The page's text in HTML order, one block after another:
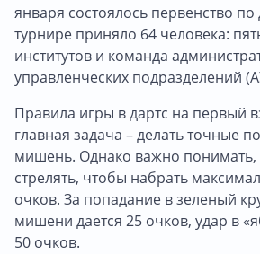
января состоялось первенство по
турнире приняло 64 человека:
институтов и команда
управленческих подразделений
Правила игры в дартс на первый
главная задача – делать точные
мишень. Однако важно понимать,
стрелять, чтобы набрать
очков. За попадание в зеленый
мишени дается 25 очков, удар в
50 очков.